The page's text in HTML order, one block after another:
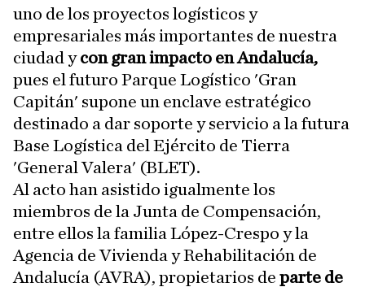
uno de los proyectos logísticos y
empresariales más importantes de nuestra
ciudad ycon gran impacto en Andalucía,
pues el futuro Parque Logístico 'Gran
Capitán' supone un enclave estratégico
destinado a dar soporte y servicio a la futura
Base Logística del Ejército de Tierra
'General Valera' (BLET).
Al acto han asistido igualmente los
miembros de la Junta de Compensación,
entre ellos la familia López-Crespo y la
Agencia de Vivienda y Rehabilitación de
Andalucía (AVRA), propietarios de parte de